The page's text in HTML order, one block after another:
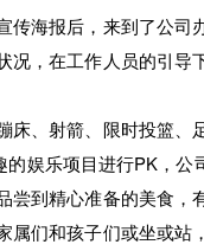
海报后，来到了公司
，在工作人员的引导
、射箭、限时投篮、
娱乐项目进行PK，公
到精心准备的美食，
们和孩子们或坐或站